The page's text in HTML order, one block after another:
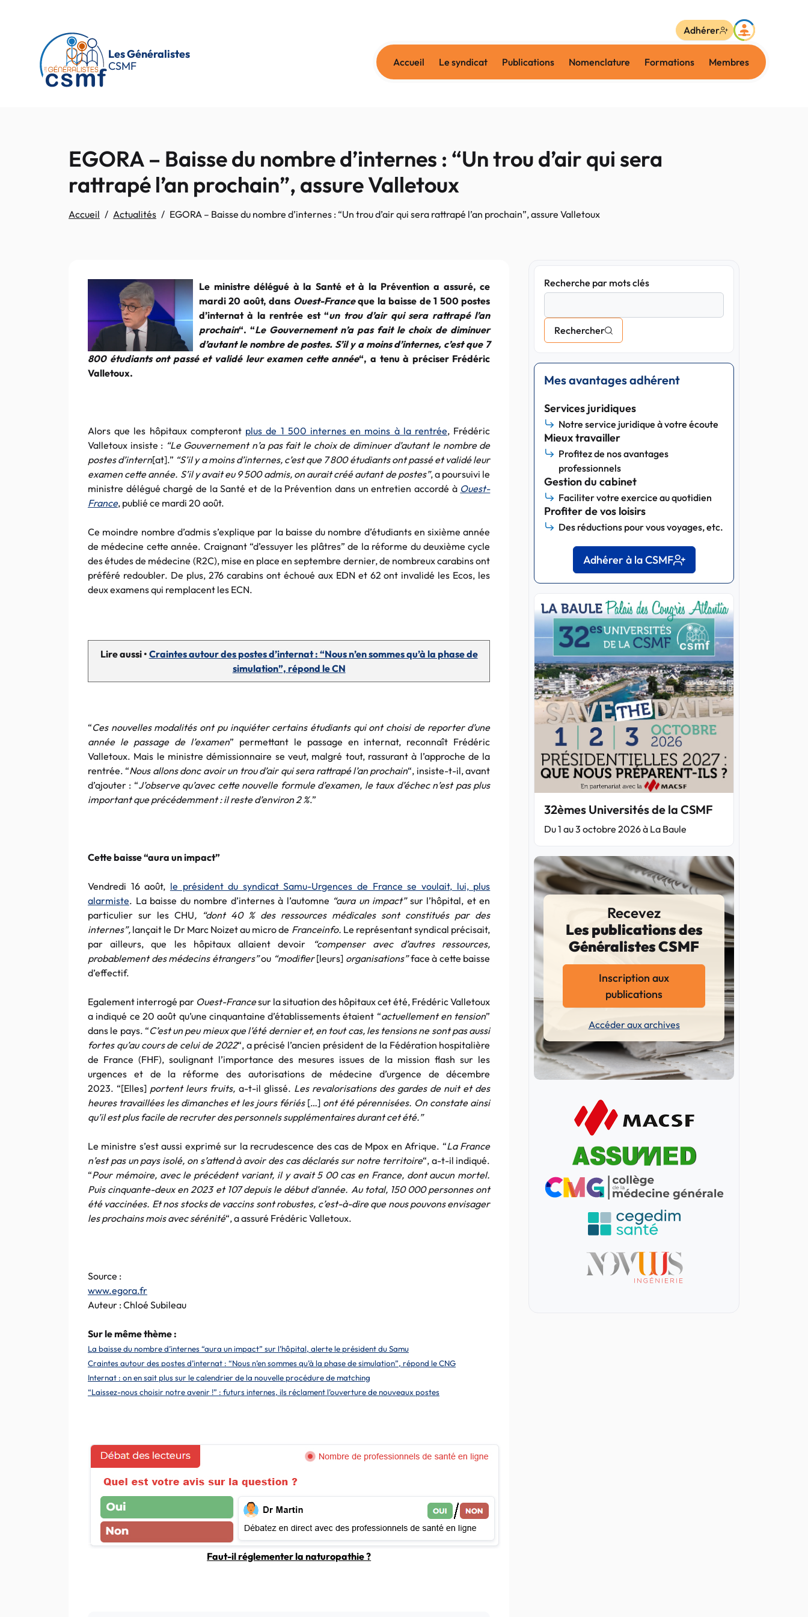
Les Généralistes
CSMF
Accueil Le syndicat Publications Nomenclature Formations Membres
Adhérer
EGORA – Baisse du nombre d’internes : “Un trou d’air qui sera
rattrapé l’an prochain”, assure Valletoux
Accueil Actualités EGORA – Baisse du nombre d’internes : “Un trou d’air qui sera rattrapé l’an prochain”, assure Valletoux
Le ministre délégué à la Santé et à la Prévention a assuré, ce
mardi 20 août, dans Ouest-Franceque la baisse de 1 500 postes
d’internat à la rentrée est “un trou d’air qui sera rattrapé l’an
prochain“. “Le Gouvernement n’a pas fait le choix de diminuer
d’autant le nombre de postes. S’il y a moins d’internes, c’est que 7
800 étudiants ont passé et validé leur examen cette année“, a tenu à préciser Frédéric
Valletoux.
Alors que les hôpitaux compteront plus de 1 500 internes en moins à la rentrée, Frédéric
Valletoux insiste : “Le Gouvernement n’a pas fait le choix de diminuer d’autant le nombre de
postes d’intern[at].” “S’il y a moins d’internes, c’est que 7 800 étudiants ont passé et validé leur
examen cette année. S’il y avait eu 9 500 admis, on aurait créé autant de postes”, a poursuivi le
ministre délégué chargé de la Santé et de la Prévention dans un entretien accordé à Ouest-
France, publié ce mardi 20 août.
Ce moindre nombre d’admis s’explique par la baisse du nombre d’étudiants en sixième année
de médecine cette année. Craignant “d’essuyer les plâtres” de la réforme du deuxième cycle
des études de médecine (R2C), mise en place en septembre dernier, de nombreux carabins ont
préféré redoubler. De plus, 276 carabins ont échoué aux EDN et 62 ont invalidé les Ecos, les
deux examens qui remplacent les ECN.
Lire aussi • Craintes autour des postes d’internat : “Nous n’en sommes qu’à la phase de
simulation”, répond le CN
“Ces nouvelles modalités ont pu inquiéter certains étudiants qui ont choisi de reporter d’une
année le passage de l’examen” permettant le passage en internat, reconnaît Frédéric
Valletoux. Mais le ministre démissionnaire se veut, malgré tout, rassurant à l’approche de la
rentrée. “Nous allons donc avoir un trou d’air qui sera rattrapé l’an prochain“, insiste-t-il, avant
d’ajouter : “J’observe qu’avec cette nouvelle formule d’examen, le taux d’échec n’est pas plus
important que précédemment : il reste d’environ 2 %.”
Cette baisse “aura un impact”
Vendredi 16 août, le président du syndicat Samu-Urgences de France se voulait, lui, plus
alarmiste. La baisse du nombre d’internes à l’automne “aura un impact”sur l’hôpital, et en
particulier sur les CHU, “dont 40 % des ressources médicales sont constitués par des
internes”, lançait le Dr Marc Noizet au micro de Franceinfo. Le représentant syndical précisait,
par ailleurs, que les hôpitaux allaient devoir
“compenser avec d’autres ressources,
probablement des médecins étrangers”ou “modifier[leurs] organisations”face à cette baisse
d’effectif.
Egalement interrogé par Ouest-Francesur la situation des hôpitaux cet été, Frédéric Valletoux
a indiqué ce 20 août qu’une cinquantaine d’établissements étaient “actuellement en tension”
dans le pays. “C’est un peu mieux que l’été dernier et, en tout cas, les tensions ne sont pas aussi
fortes qu’au cours de celui de 2022“, a précisé l’ancien président de la Fédération hospitalière
de France (FHF), soulignant l’importance des mesures issues de la mission flash sur les
urgences et de la réforme des autorisations de médecine d’urgence de décembre
2023. “[Elles] portent leurs fruits, a-t-il glissé. Les revalorisations des gardes de nuit et des
heures travaillées les dimanches et les jours fériés […] ont été pérennisées. On constate ainsi
qu’il est plus facile de recruter des personnels supplémentaires durant cet été.”
Le ministre s’est aussi exprimé sur la recrudescence des cas de Mpox en Afrique. “La France
n’est pas un pays isolé, on s’attend à avoir des cas déclarés sur notre territoire“, a-t-il indiqué.
“Pour mémoire, avec le précédent variant, il y avait 5 00 cas en France, dont aucun mortel.
Puis cinquante-deux en 2023 et 107 depuis le début d’année. Au total, 150 000 personnes ont
été vaccinées. Et nos stocks de vaccins sont robustes, c’est-à-dire que nous pouvons envisager
les prochains mois avec sérénité“, a assuré Frédéric Valletoux.
Source :
www.egora.fr
Auteur : Chloé Subileau
Sur le même thème :
La baisse du nombre d’internes “aura un impact” sur l’hôpital, alerte le président du Samu
Craintes autour des postes d’internat : “Nous n’en sommes qu’à la phase de simulation”, répond le CNG
Internat : on en sait plus sur le calendrier de la nouvelle procédure de matching
“Laissez-nous choisir notre avenir !” : futurs internes, ils réclament l’ouverture de nouveaux postes
Faut-il réglementer la naturopathie ?
Recherche par mots clés
Rechercher
Mes avantages adhérent
Services juridiques
Notre service juridique à votre écoute
Mieux travailler
Profitez de nos avantages
professionnels
Gestion du cabinet
Faciliter votre exercice au quotidien
Profiter de vos loisirs
Des réductions pour vous voyages, etc.
Adhérer à la CSMF
32èmes Universités de la CSMF
Du 1 au 3 octobre 2026 à La Baule
Recevez
Les publications des
Généralistes CSMF
Inscription aux
publications
Accéder aux archives